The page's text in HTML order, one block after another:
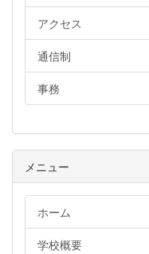
アクセス
通信制
事務
メニュー
ホーム
学校概要